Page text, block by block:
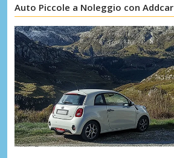
Auto Piccole a Noleggio con Addcar